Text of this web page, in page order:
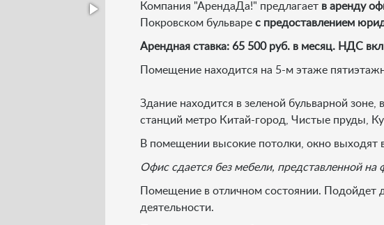
Компания "АрендаДа!" предлагает в аренду
Покровском бульваре с предоставлением
Арендная ставка: 65 500 руб. в месяц. НДС
Помещение находится на 5-м этаже
Здание находится в зеленой бульварной зоне,
станций метро Китай-город, Чистые пруды,
В помещении высокие потолки, окно выходят
Офис сдается без мебели, представленной на
Помещение в отличном состоянии. Подойдет
деятельности.